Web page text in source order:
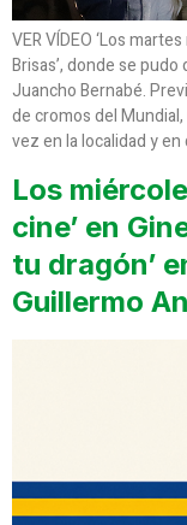
VER VÍDEO ‘Los
Brisas’, donde se
Juancho Bernabé.
de cromos del
vez en la localidad y
Los
cine’ en
tu dragón’
Guillermo